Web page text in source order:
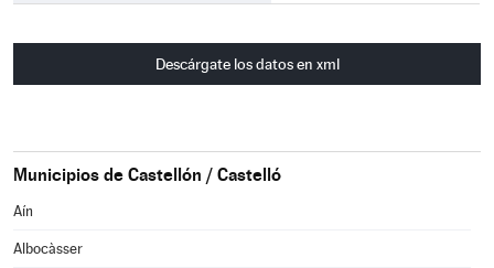
Descárgate los datos en xml
Municipios de Castellón / Castelló
Aín
Albocàsser